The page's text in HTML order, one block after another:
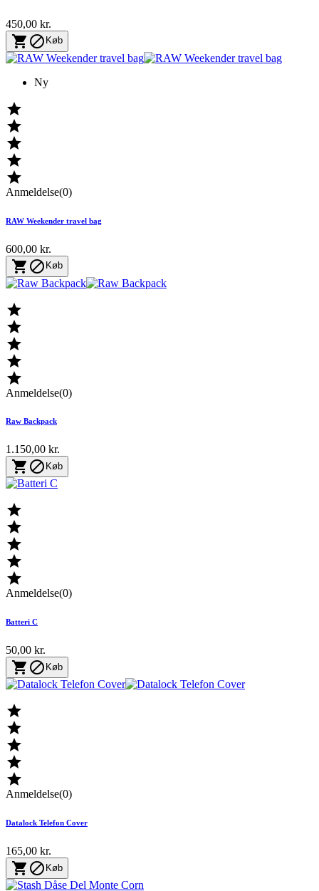
450,00 kr.
  Køb
Ny





Anmeldelse(0)
RAW Weekender travel bag
600,00 kr.
  Køb





Anmeldelse(0)
Raw Backpack
1.150,00 kr.
  Køb





Anmeldelse(0)
Batteri C
50,00 kr.
  Køb





Anmeldelse(0)
Datalock Telefon Cover
165,00 kr.
  Køb